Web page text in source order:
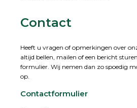
Contact
Heeft u vragen of opmerkingen over
altijd bellen, mailen of een bericht
formulier. Wij nemen dan zo spoedig
op.
Contactformulier